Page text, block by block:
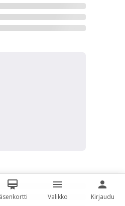
Valikko Kirjaudu